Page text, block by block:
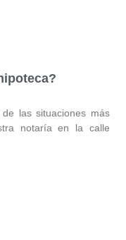
las situaciones más
notaría en la calle